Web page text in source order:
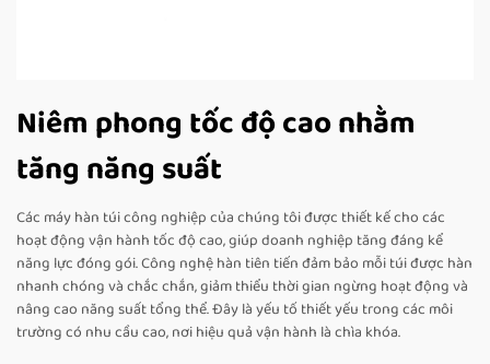
Niêm phong tốc độ cao nhằm
tăng năng suất
Các máy hàn túi công nghiệp của chúng tôi được thiết kế cho các
hoạt động vận hành tốc độ cao, giúp doanh nghiệp tăng đáng kể
năng lực đóng gói. Công nghệ hàn tiên tiến đảm bảo mỗi túi được hàn
nhanh chóng và chắc chắn, giảm thiểu thời gian ngừng hoạt động và
nâng cao năng suất tổng thể. Đây là yếu tố thiết yếu trong các môi
trường có nhu cầu cao, nơi hiệu quả vận hành là chìa khóa.